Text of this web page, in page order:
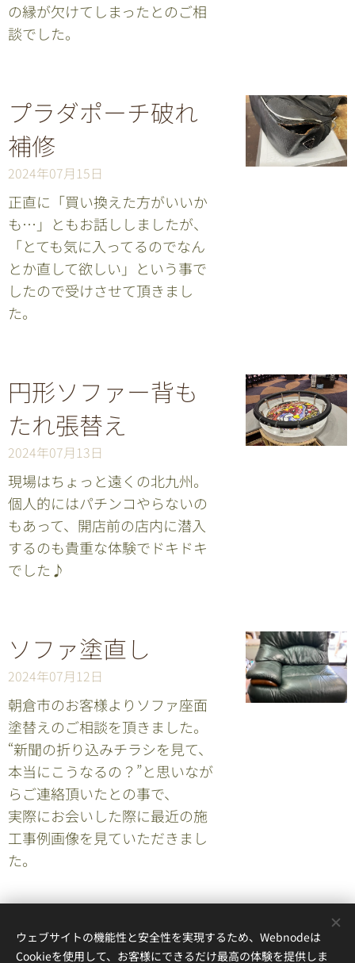
の縁が欠けてしまったとのご相
談でした。
プラダポーチ破れ
補修
2024年07月15日
正直に「買い換えた方がいいか
も…」ともお話ししましたが、
「とても気に入ってるのでなん
とか直して欲しい」という事で
したので受けさせて頂きまし
た。
円形ソファー背も
たれ張替え
2024年07月13日
現場はちょっと遠くの北九州。
個人的にはパチンコやらないの
もあって、開店前の店内に潜入
するのも貴重な体験でドキドキ
でした♪
ソファ塗直し
2024年07月12日
朝倉市のお客様よりソファ座面
塗替えのご相談を頂きました。
“新聞の折り込みチラシを見て、
本当にこうなるの？”と思いなが
らご連絡頂いたとの事で、
実際にお会いした際に最近の施
工事例画像を見ていただきまし
た。
ウェブサイトの機能性と安全性を実現するため、Webnodeは
Cookieを使用して、お客様にできるだけ最高の体験を提供しま